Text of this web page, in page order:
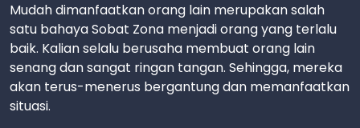
Mudah dimanfaatkan orang lain merupakan salah
satu bahaya Sobat Zona menjadi orang yang terlalu
baik. Kalian selalu berusaha membuat orang lain
senang dan sangat ringan tangan. Sehingga, mereka
akan terus-menerus bergantung dan memanfaatkan
situasi.